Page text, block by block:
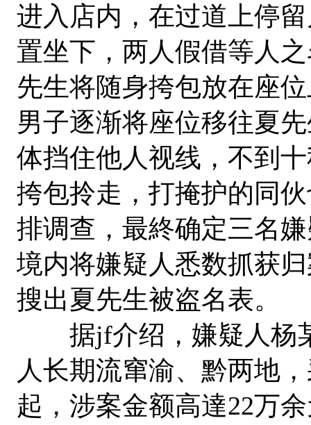
进入店内，在过道上停
置坐下，两人假借等人
先生将随身挎包放在座
男子逐渐将座位移往夏
体挡住他人视线，不到
挎包拎走，打掩护的同
排调查，最終确定三名
境内将嫌疑人悉数抓获
搜出夏先生被盗名表。
据jf介绍，嫌疑人杨
人长期流窜渝、黔两地
起，涉案金额高達22万